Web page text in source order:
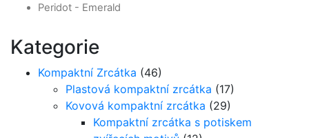
Peridot - Emerald
Kategorie
Kompaktní Zrcátka (46)
Plastová kompaktní zrcátka (17)
Kovová kompaktní zrcátka (29)
Kompaktní zrcátka s potiskem